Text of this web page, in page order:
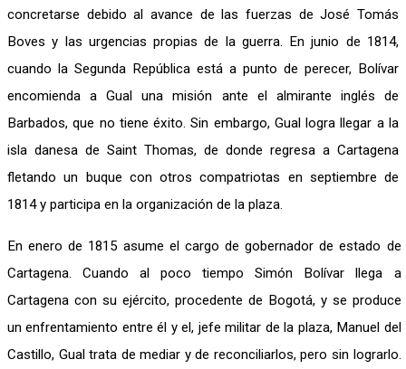
concretarse debido al avance de las fuerzas de José Tomás
Boves y las urgencias propias de la guerra. En junio de 1814,
cuando la Segunda República está a punto de perecer, Bolívar
encomienda a Gual una misión ante el almirante inglés de
Barbados, que no tiene éxito. Sin embargo, Gual logra llegar a la
isla danesa de Saint Thomas, de donde regresa a Cartagena
fletando un buque con otros compatriotas en septiembre de
1814 y participa en la organización de la plaza.
En enero de 1815 asume el cargo de gobernador de estado de
Cartagena. Cuando al poco tiempo Simón Bolívar llega a
Cartagena con su ejército, procedente de Bogotá, y se produce
un enfrentamiento entre él y el, jefe militar de la plaza, Manuel del
Castillo, Gual trata de mediar y de reconciliarlos, pero sin lograrlo.